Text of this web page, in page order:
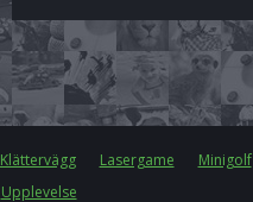
Klättervägg Lasergame
Minigolf
Upplevelse